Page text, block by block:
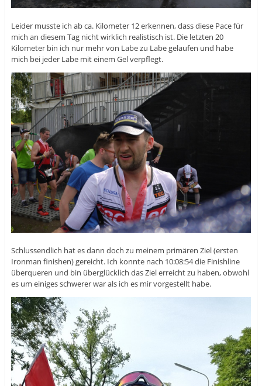
Leider musste ich ab ca. Kilometer 12 erkennen, dass diese Pace für
mich an diesem Tag nicht wirklich realistisch ist. Die letzten 20
Kilometer bin ich nur mehr von Labe zu Labe gelaufen und habe
mich bei jeder Labe mit einem Gel verpflegt.
Schlussendlich hat es dann doch zu meinem primären Ziel (ersten
Ironman finishen) gereicht. Ich konnte nach 10:08:54 die Finishline
überqueren und bin überglücklich das Ziel erreicht zu haben, obwohl
es um einiges schwerer war als ich es mir vorgestellt habe.